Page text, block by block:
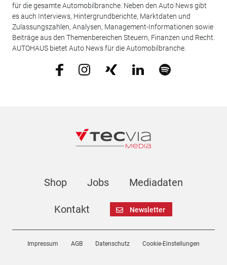
für die gesamte Automobilbranche. Neben den Auto News gibt
es auch Interviews, Hintergrundberichte, Marktdaten und
Zulassungszahlen, Analysen, Management-Informationen sowie
Beiträge aus den Themenbereichen Steuern, Finanzen und Recht.
AUTOHAUS bietet Auto News für die Automobilbranche.
Shop Jobs Mediadaten
Kontakt Newsletter
Impressum AGB Datenschutz Cookie-Einstellungen